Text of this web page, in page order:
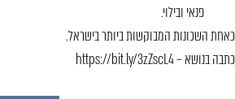
פנאי ובילוי.
השכונות המבוקשות ביותר בישראל.
בנושא –https://bit.ly/3zZscL4